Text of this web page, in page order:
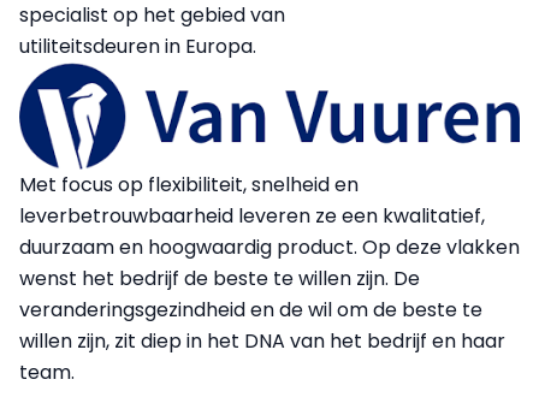
specialist op het gebied van
utiliteitsdeuren in Europa.
Met focus op flexibiliteit, snelheid en
leverbetrouwbaarheid leveren ze een kwalitatief,
duurzaam en hoogwaardig product. Op deze vlakken
wenst het bedrijf de beste te willen zijn. De
veranderingsgezindheid en de wil om de beste te
willen zijn, zit diep in het DNA van het bedrijf en haar
team.